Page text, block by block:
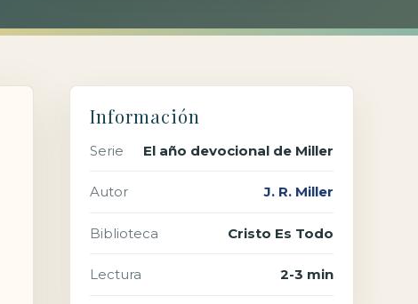
Información
Serie El año devocional de Miller
Autor J. R. Miller
Biblioteca Cristo Es Todo
Lectura 2-3 min